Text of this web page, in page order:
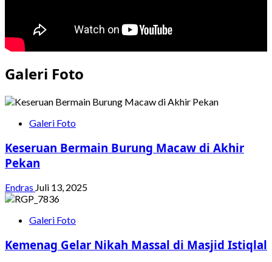
Galeri Foto
Galeri Foto
Keseruan Bermain Burung Macaw di Akhir
Pekan
Endras Juli 13, 2025
Galeri Foto
Kemenag Gelar Nikah Massal di Masjid Istiqlal